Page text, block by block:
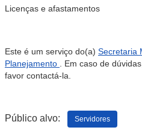
Licenças e afastamentos
Este é um serviço do(a) Secretaria
Planejamento
. Em caso de
favor contactá-la.
Público alvo: Servidores